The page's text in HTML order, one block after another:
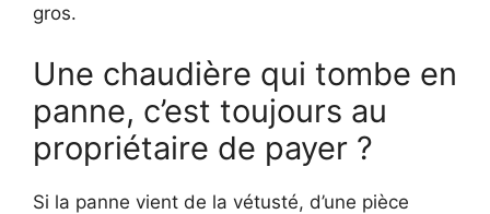
gros.
Une chaudière qui tombe en
panne, c’est toujours au
propriétaire de payer ?
Si la panne vient de la vétusté, d’une pièce